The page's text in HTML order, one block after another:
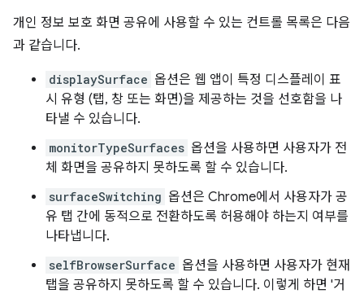
개인 정보 보호 화면 공유에 사용할 수 있는 컨트롤 목록은 다음
과 같습니다.
displaySurface 옵션은 웹 앱이 특정 디스플레이 표
시 유형 (탭, 창 또는 화면)을 제공하는 것을 선호함을 나
타낼 수 있습니다.
monitorTypeSurfaces 옵션을 사용하면 사용자가 전
체 화면을 공유하지 못하도록 할 수 있습니다.
surfaceSwitching 옵션은 Chrome에서 사용자가 공
유 탭 간에 동적으로 전환하도록 허용해야 하는지 여부를
나타냅니다.
selfBrowserSurface 옵션을 사용하면 사용자가 현재
탭을 공유하지 못하도록 할 수 있습니다. 이렇게 하면 '거